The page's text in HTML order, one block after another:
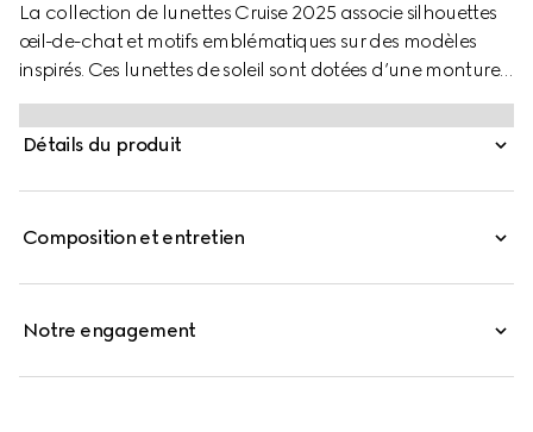
La collection de lunettes Cruise 2025 associe silhouettes
œil-de-chat et motifs emblématiques sur des modèles
inspirés. Ces lunettes de soleil sont dotées d’une monture
bien proportionnée et d’un détail Double G sur les
branches.
Détails du produit
Composition et entretien
Notre engagement